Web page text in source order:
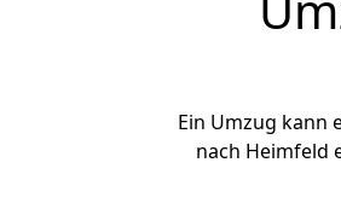
Ein Umzug kann
nach Heimfeld